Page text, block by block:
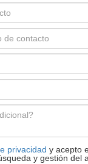
privacidad y acepto
y gestión del